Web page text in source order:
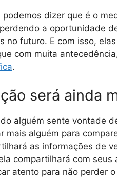
podemos dizer que é o
a oportunidade
no futuro. E com isso,
com muita
.
será ainda
alguém sente vontade
mais alguém para
as informações de
compartilhará com
atento para não perder